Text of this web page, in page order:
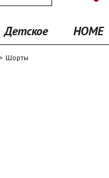
Детское HOME
Шорты